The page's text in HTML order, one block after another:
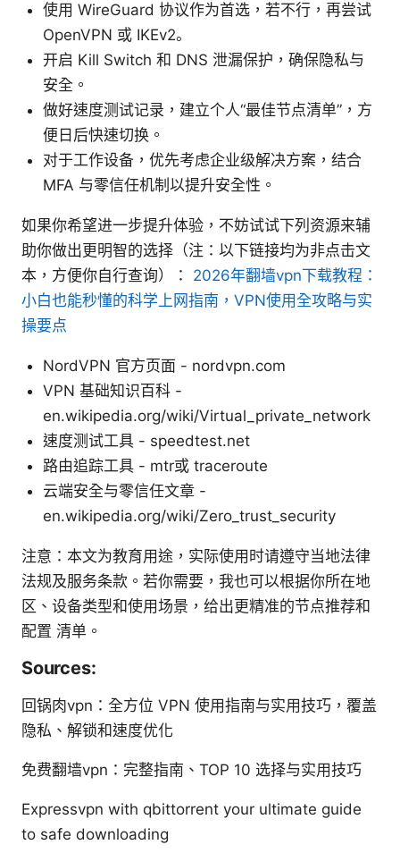
使用 WireGuard 协议作为首选，若不行，再尝试
OpenVPN 或 IKEv2。
开启 Kill Switch 和 DNS 泄漏保护，确保隐私与
安全。
做好速度测试记录，建立个人“最佳节点清单”，方
便日后快速切换。
对于工作设备，优先考虑企业级解决方案，结合
MFA 与零信任机制以提升安全性。
如果你希望进一步提升体验，不妨试试下列资源来辅
助你做出更明智的选择（注：以下链接均为非点击文
本，方便你自行查询）： 2026年翻墙vpn下载教程：
小白也能秒懂的科学上网指南，VPN使用全攻略与实
操要点
NordVPN 官方页面 - nordvpn.com
VPN 基础知识百科 -
en.wikipedia.org/wiki/Virtual_private_network
速度测试工具 - speedtest.net
路由追踪工具 - mtr或 traceroute
云端安全与零信任文章 -
en.wikipedia.org/wiki/Zero_trust_security
注意：本文为教育用途，实际使用时请遵守当地法律
法规及服务条款。若你需要，我也可以根据你所在地
区、设备类型和使用场景，给出更精准的节点推荐和
配置 清单。
Sources:
回锅肉vpn：全方位 VPN 使用指南与实用技巧，覆盖
隐私、解锁和速度优化
免费翻墙vpn：完整指南、TOP 10 选择与实用技巧
Expressvpn with qbittorrent your ultimate guide
to safe downloading